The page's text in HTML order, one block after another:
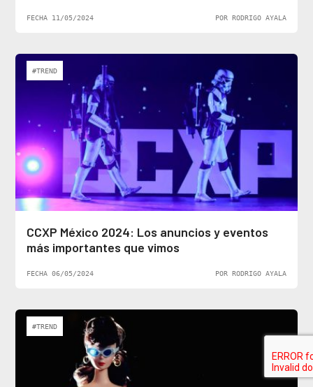
FECHA 11/05/2024 POR RODRIGO AYALA
#TREND
CCXP México 2024: Los anuncios y eventos
más importantes que vimos
FECHA 06/05/2024 POR RODRIGO AYALA
#TREND